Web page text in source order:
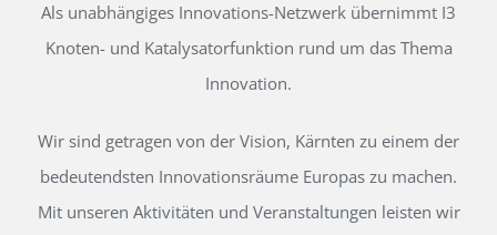
Als unabhängiges Innovations-Netzwerk übernimmt I3
Knoten- und Katalysatorfunktion rund um das Thema
Innovation.
Wir sind getragen von der Vision, Kärnten zu einem der
bedeutendsten Innovationsräume Europas zu machen.
Mit unseren Aktivitäten und Veranstaltungen leisten wir